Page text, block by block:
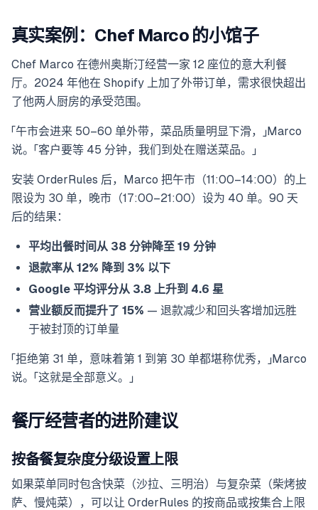
真实案例：Chef Marco 的小馆子
Chef Marco 在德州奥斯汀经营一家 12 座位的意大利餐
厅。2024 年他在 Shopify 上加了外带订单，需求很快超出
了他两人厨房的承受范围。
「午市会进来 50–60 单外带，菜品质量明显下滑，」Marco
说。「客户要等 45 分钟，我们到处在赠送菜品。」
安装 OrderRules 后，Marco 把午市（11:00–14:00）的上
限设为 30 单，晚市（17:00–21:00）设为 40 单。90 天
后的结果：
平均出餐时间从 38 分钟降至 19 分钟
退款率从 12% 降到 3% 以下
Google 平均评分从 3.8 上升到 4.6 星
营业额反而提升了 15% — 退款减少和回头客增加远胜
于被封顶的订单量
「拒绝第 31 单，意味着第 1 到第 30 单都堪称优秀，」Marco
说。「这就是全部意义。」
餐厅经营者的进阶建议
按备餐复杂度分级设置上限
如果菜单同时包含快菜（沙拉、三明治）与复杂菜（柴烤披
萨、慢炖菜），可以让 OrderRules 的按商品或按集合上限